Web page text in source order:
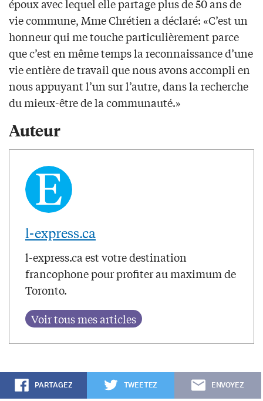
époux avec lequel elle partage plus de 50 ans de
vie commune, Mme Chrétien a déclaré: «C’est un
honneur qui me touche particulièrement parce
que c’est en même temps la reconnaissance d’une
vie entière de travail que nous avons accompli en
nous appuyant l’un sur l’autre, dans la recherche
du mieux-être de la communauté.»
Auteur
l-express.ca
l-express.ca est votre destination
francophone pour profiter au maximum de
Toronto.
PARTAGEZ TWEETEZ ENVOYEZ